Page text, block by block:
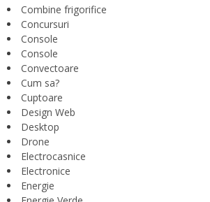
Combine frigorifice
Concursuri
Console
Console
Convectoare
Cum sa?
Cuptoare
Design Web
Desktop
Drone
Electrocasnice
Electronice
Energie